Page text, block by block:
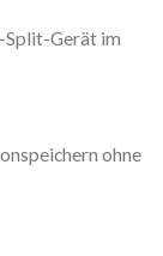
Split-Gerät im
ohne